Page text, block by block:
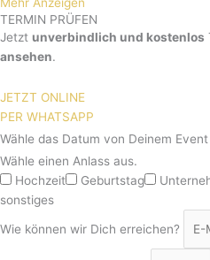
TERMIN PRÜFEN
Jetzt unverbindlich und kostenlos
ansehen.
JETZT ONLINE
PER WHATSAPP
Wähle das Datum von Deinem
Wähle einen Anlass aus.
Hochzeit
Geburtstag
sonstiges
Wie können wir Dich erreichen?